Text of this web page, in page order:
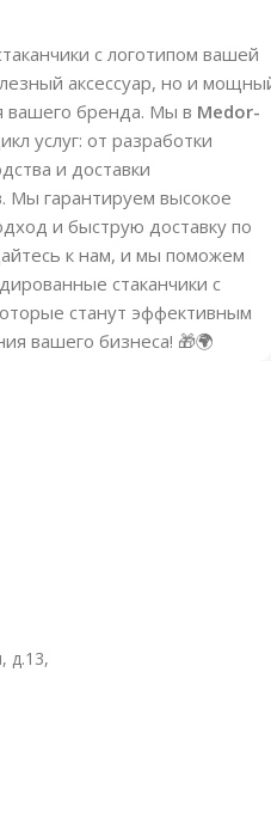
с логотипом вашей
аксессуар, но и
вашего бренда. Мы в Medor-
услуг: от разработки
и доставки
Мы гарантируем высокое
и быструю доставку по
к нам, и мы поможем
стаканчики с
станут эффективным
вашего бизнеса! 🎁🌍
д.13,